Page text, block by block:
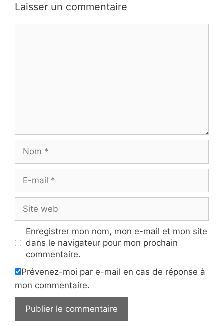
Laisser un commentaire
mail
web
Enregistrer mon nom, mon e-mail et mon site
dans le navigateur pour mon prochain
commentaire.
Prévenez-moi par e-mail en cas de réponse à
mon commentaire.